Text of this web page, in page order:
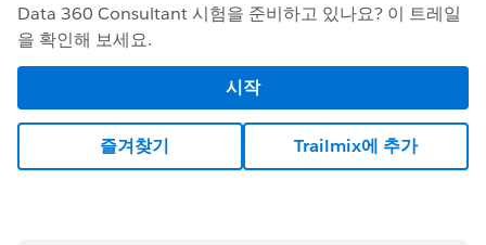
Data 360 Consultant 시험을 준비하고 있나요? 이 트레일
을 확인해 보세요.
시작
즐겨찾기 Trailmix에 추가